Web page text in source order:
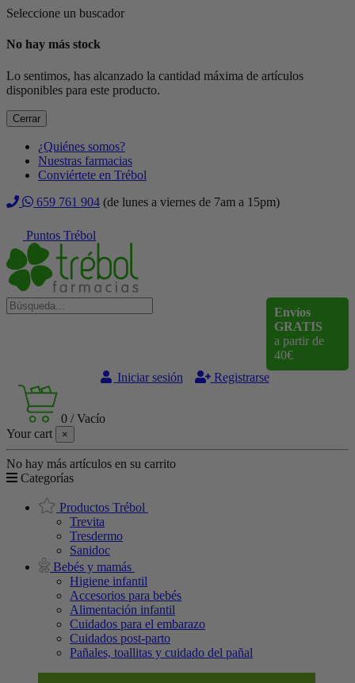
Seleccione un buscador
No hay más stock
Lo sentimos, has alcanzado la cantidad máxima de artículos
disponibles para este producto.
Cerrar
¿Quiénes somos?
Nuestras farmacias
Conviértete en Trébol
659 761 904 (de lunes a viernes de 7am a 15pm)
Puntos Trébol
Envíos
GRATIS
a partir de
40€
Iniciar sesión
Registrarse
0 /Vacío
Your cart
×
No hay más artículos en su carrito
Categorías
Productos Trébol
Trevita
Tresdermo
Sanidoc
Bebés y mamás
Higiene infantil
Accesorios para bebés
Alimentación infantil
Cuidados para el embarazo
Cuidados post-parto
Pañales, toallitas y cuidado del pañal